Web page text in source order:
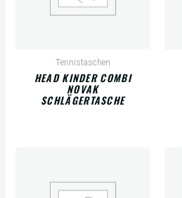
Tennistaschen
HEAD KINDER COMBI
NOVAK
SCHLÄGERTASCHE